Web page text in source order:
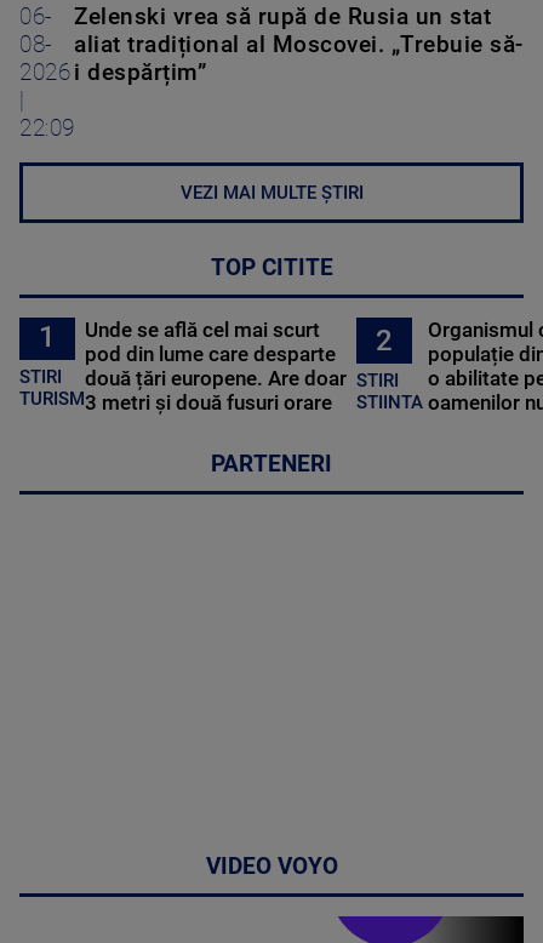
06-
08-
2026
22:09
Zelenski vrea să rupă de Rusia un stat
aliat tradițional al Moscovei. „Trebuie să-
i despărțim”
VEZI MAI MULTE ȘTIRI
TOP CITITE
1
STIRI
TURISM
Unde se află cel mai scurt
pod din lume care desparte
două țări europene. Are doar
3 metri și două fusuri orare
2
STIRI
STIINTA
Organismul
populație
o abilitate
oamenilor
PARTENERI
VIDEO VOYO